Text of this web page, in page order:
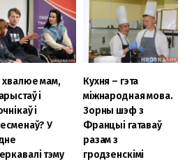
мам,
і
і
У
тэму
Кухня – гэта
міжнародная мова.
Зорны шэф з
Францыі гатаваў
разам з
гродзенскімі